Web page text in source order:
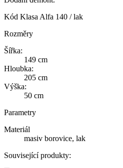
Kód Klasa Alfa 140 / lak
Rozměry
Šířka:
149 cm
Hloubka:
205 cm
Výška:
50 cm
Parametry
Materiál
masiv borovice, lak
Související produkty: